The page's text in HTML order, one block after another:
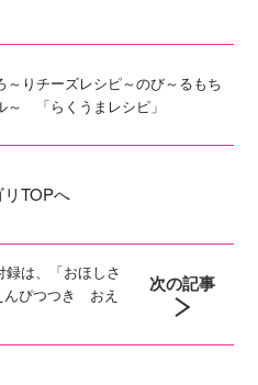
りチーズレシピ～のび～るもち
～ 「らくうまレシピ」
TOPへ
は、「おほしさ
んぴつつき おえ
次の記事